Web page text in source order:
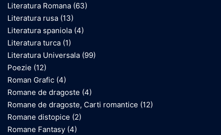
Literatura Romana (63)
Literatura rusa (13)
Literatura spaniola (4)
Literatura turca (1)
Literatura Universala (99)
Poezie (12)
Roman Grafic (4)
Romane de dragoste (4)
Romane de dragoste, Carti romantice (12)
Romane distopice (2)
Romane Fantasy (4)